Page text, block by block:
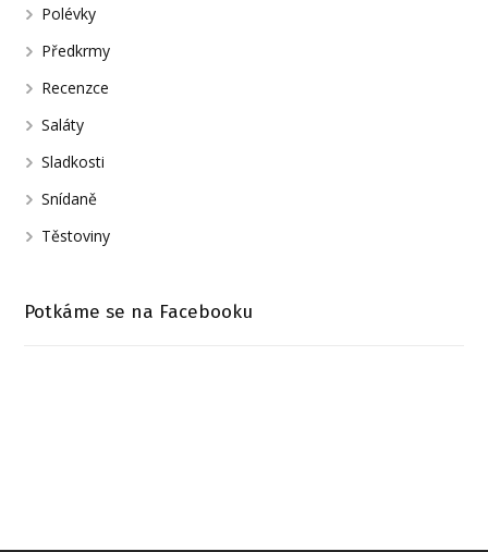
Polévky
Předkrmy
Recenzce
Saláty
Sladkosti
Snídaně
Těstoviny
Potkáme se na Facebooku